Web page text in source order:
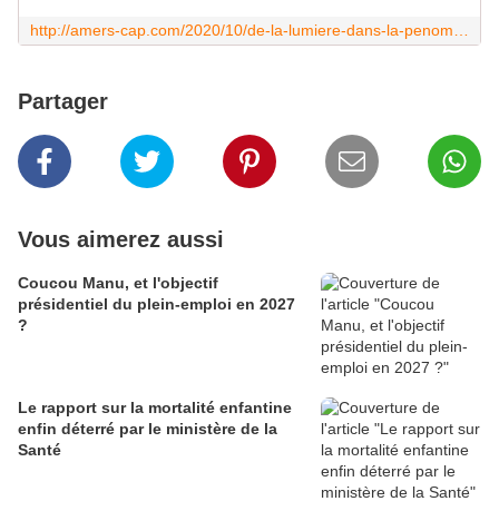
Partager
Vous aimerez aussi
Coucou Manu, et l'objectif
présidentiel du plein-emploi en 2027
?
Le rapport sur la mortalité enfantine
enfin déterré par le ministère de la
Santé